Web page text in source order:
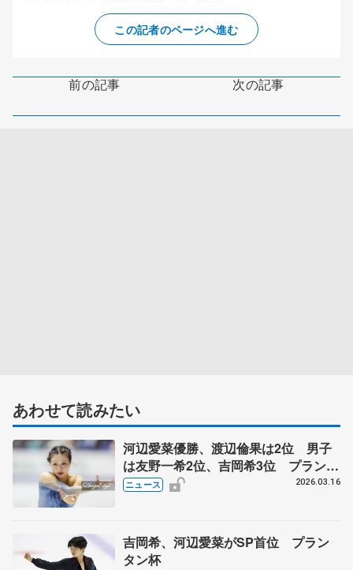
この記者のページへ進む
前の記事 次の記事
あわせて読みたい
河辺愛菜優勝、渡辺倫果は2位 男子
は友野一希2位、吉岡希3位 プランタ
ン杯
ニュース 2026.03.16
吉岡希、河辺愛菜がSP首位 プラン
タン杯